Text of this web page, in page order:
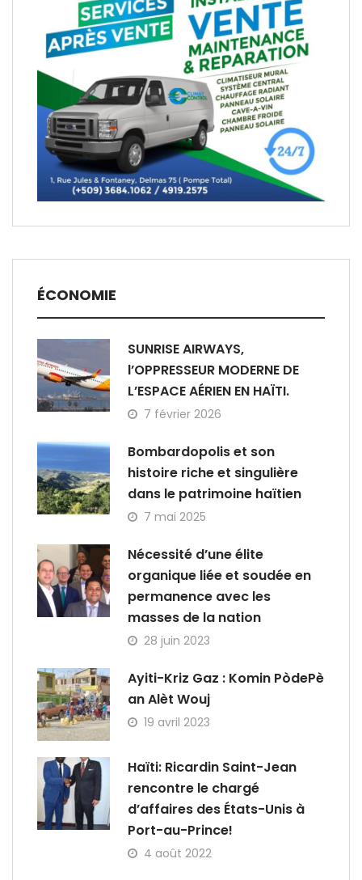
ÉCONOMIE
SUNRISE AIRWAYS,
l’OPPRESSEUR MODERNE DE
L’ESPACE AÉRIEN EN HAÏTI.
7 février 2026
Bombardopolis et son
histoire riche et singulière
dans le patrimoine haïtien
7 mai 2025
Nécessité d’une élite
organique liée et soudée en
permanence avec les
masses de la nation
28 juin 2023
Ayiti-Kriz Gaz : Komin PòdePè
an Alèt Wouj
19 avril 2023
Haïti: Ricardin Saint-Jean
rencontre le chargé
d’affaires des États-Unis à
Port-au-Prince!
4 août 2022